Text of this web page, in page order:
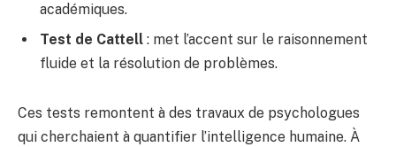
académiques.
Test de Cattell : met l’accent sur le raisonnement
fluide et la résolution de problèmes.
Ces tests remontent à des travaux de psychologues
qui cherchaient à quantifier l’intelligence humaine. À